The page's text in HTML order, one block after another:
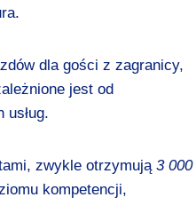
dla gości z zagranicy,
jest od
zwykle otrzymują 3 000
kompetencji,